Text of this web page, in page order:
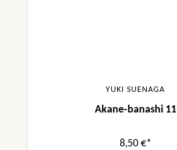
YUKI SUENAGA
Akane-banashi 11
8,50 €*